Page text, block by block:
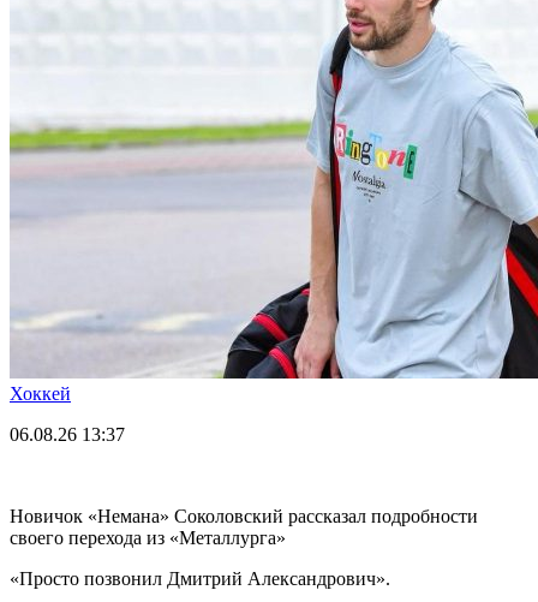
Хоккей
06.08.26 13:37
Новичок «Немана» Соколовский рассказал подробности
своего перехода из «Металлурга»
«Просто позвонил Дмитрий Александрович».